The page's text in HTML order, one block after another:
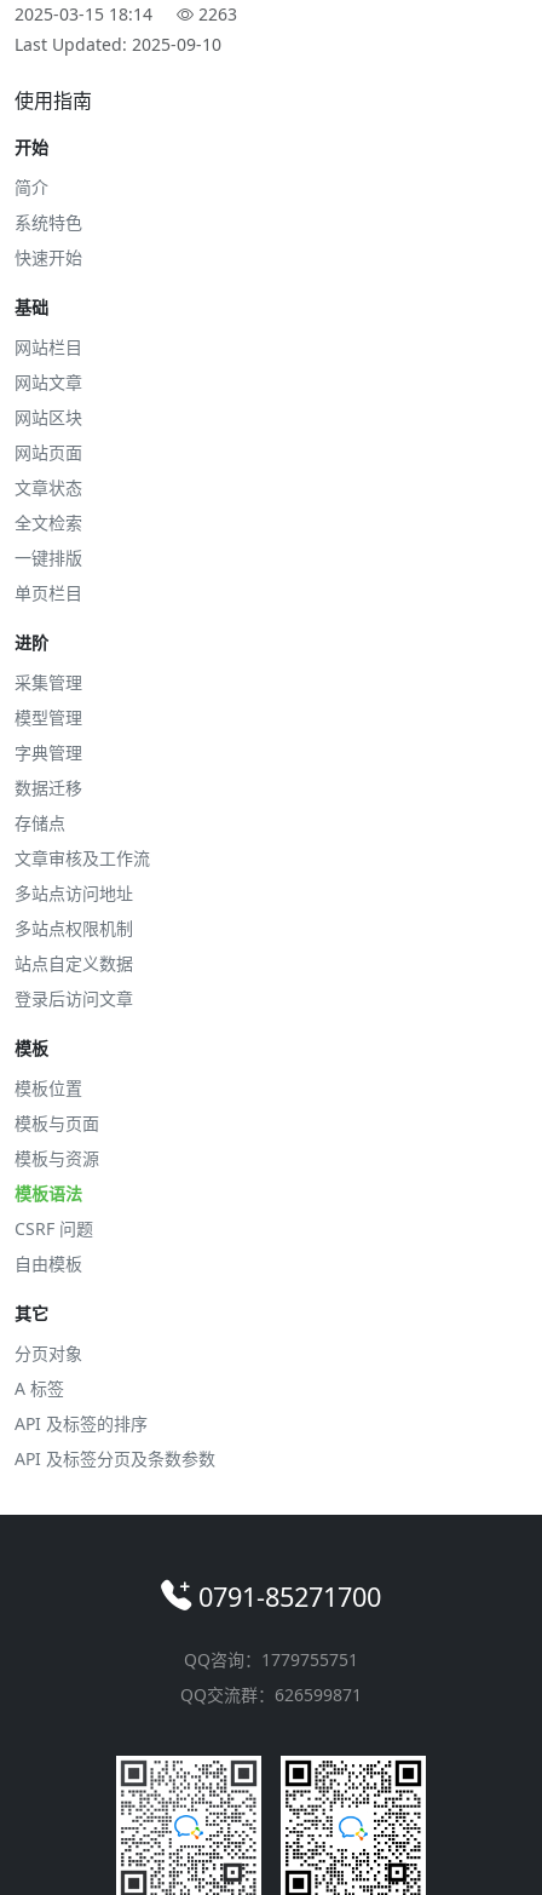
2025-03-15 18:14
2263
Last Updated: 2025-09-10
使用指南
开始
简介
系统特色
快速开始
基础
网站栏目
网站文章
网站区块
网站页面
文章状态
全文检索
一键排版
单页栏目
进阶
采集管理
模型管理
字典管理
数据迁移
存储点
文章审核及工作流
多站点访问地址
多站点权限机制
站点自定义数据
登录后访问文章
模板
模板位置
模板与页面
模板与资源
模板语法
CSRF 问题
自由模板
其它
分页对象
A 标签
API 及标签的排序
API 及标签分页及条数参数
0791-85271700
QQ咨询：1779755751
QQ交流群：626599871